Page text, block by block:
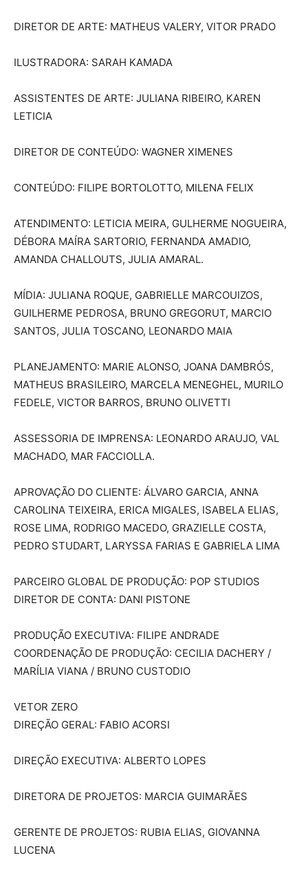
DIRETOR DE ARTE: MATHEUS VALERY, VITOR PRADO
ILUSTRADORA: SARAH KAMADA
ASSISTENTES DE ARTE: JULIANA RIBEIRO, KAREN
LETICIA
DIRETOR DE CONTEÚDO: WAGNER XIMENES
CONTEÚDO: FILIPE BORTOLOTTO, MILENA FELIX
ATENDIMENTO: LETICIA MEIRA, GULHERME NOGUEIRA,
DÉBORA MAÍRA SARTORIO, FERNANDA AMADIO,
AMANDA CHALLOUTS, JULIA AMARAL.
MÍDIA: JULIANA ROQUE, GABRIELLE MARCOUIZOS,
GUILHERME PEDROSA, BRUNO GREGORUT, MARCIO
SANTOS, JULIA TOSCANO, LEONARDO MAIA
PLANEJAMENTO: MARIE ALONSO, JOANA DAMBRÓS,
MATHEUS BRASILEIRO, MARCELA MENEGHEL, MURILO
FEDELE, VICTOR BARROS, BRUNO OLIVETTI
ASSESSORIA DE IMPRENSA: LEONARDO ARAUJO, VAL
MACHADO, MAR FACCIOLLA.
APROVAÇÃO DO CLIENTE: ÁLVARO GARCIA, ANNA
CAROLINA TEIXEIRA, ERICA MIGALES, ISABELA ELIAS,
ROSE LIMA, RODRIGO MACEDO, GRAZIELLE COSTA,
PEDRO STUDART, LARYSSA FARIAS E GABRIELA LIMA
PARCEIRO GLOBAL DE PRODUÇÃO: POP STUDIOS
DIRETOR DE CONTA: DANI PISTONE
PRODUÇÃO EXECUTIVA: FILIPE ANDRADE
COORDENAÇÃO DE PRODUÇÃO: CECILIA DACHERY /
MARÍLIA VIANA / BRUNO CUSTODIO
VETOR ZERO
DIREÇÃO GERAL: FABIO ACORSI
DIREÇÃO EXECUTIVA: ALBERTO LOPES
DIRETORA DE PROJETOS: MARCIA GUIMARÃES
GERENTE DE PROJETOS: RUBIA ELIAS, GIOVANNA
LUCENA